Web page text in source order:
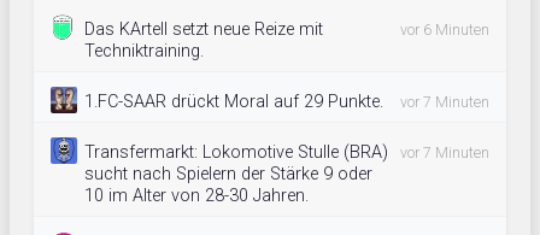
Das KArtell setzt neue Reize mit
Techniktraining.
vor 6 Minuten
1.FC-SAAR drückt Moral auf 29 Punkte. vor 7 Minuten
Transfermarkt: Lokomotive Stulle (BRA)
sucht nach Spielern der Stärke 9 oder
10 im Alter von 28-30 Jahren.
vor 7 Minuten